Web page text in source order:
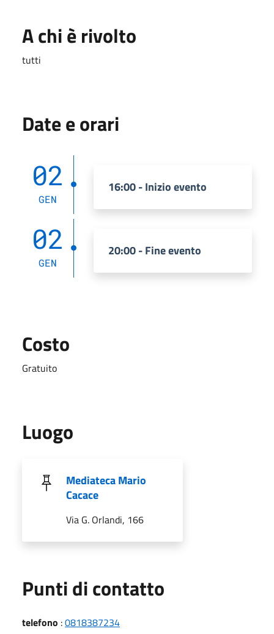
A chi è rivolto
tutti
Date e orari
02
GEN
16:00 - Inizio evento
02
GEN
20:00 - Fine evento
Costo
Gratuito
Luogo
Mediateca Mario
Cacace
Via G. Orlandi, 166
Punti di contatto
telefono :0818387234